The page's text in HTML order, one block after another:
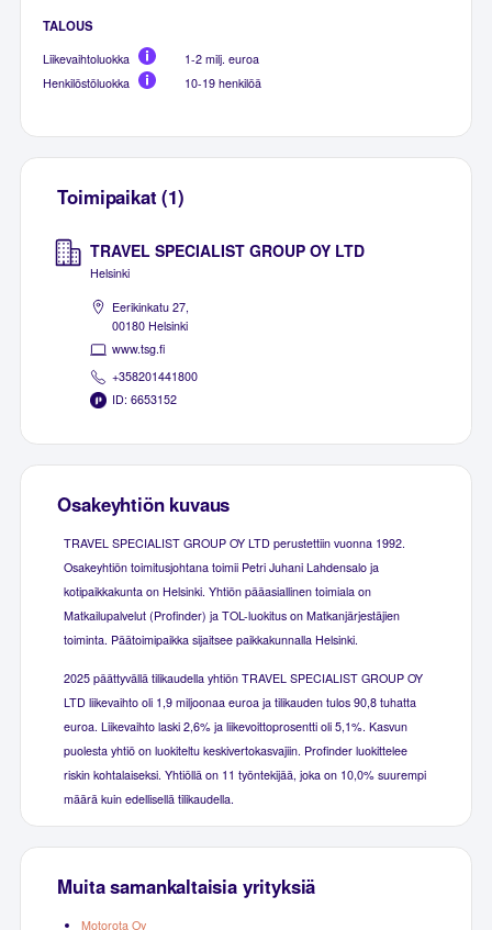
TALOUS
Liikevaihtoluokka
1-2 milj. euroa
Henkilöstöluokka
10-19 henkilöä
Toimipaikat (1)
TRAVEL SPECIALIST GROUP OY LTD
Helsinki
Eerikinkatu 27,
00180 Helsinki
www.tsg.fi
+358201441800
ID: 6653152
Osakeyhtiön kuvaus
TRAVEL SPECIALIST GROUP OY LTD perustettiin vuonna 1992.
Osakeyhtiön toimitusjohtana toimii Petri Juhani Lahdensalo ja
kotipaikkakunta on Helsinki. Yhtiön pääasiallinen toimiala on
Matkailupalvelut (Profinder) ja TOL-luokitus on Matkanjärjestäjien
toiminta. Päätoimipaikka sijaitsee paikkakunnalla Helsinki.
2025 päättyvällä tilikaudella yhtiön TRAVEL SPECIALIST GROUP OY
LTD liikevaihto oli 1,9 miljoonaa euroa ja tilikauden tulos 90,8 tuhatta
euroa. Liikevaihto laski 2,6% ja liikevoittoprosentti oli 5,1%. Kasvun
puolesta yhtiö on luokiteltu keskivertokasvajiin. Profinder luokittelee
riskin kohtalaiseksi. Yhtiöllä on 11 työntekijää, joka on 10,0% suurempi
määrä kuin edellisellä tilikaudella.
Muita samankaltaisia yrityksiä
Motorota Oy